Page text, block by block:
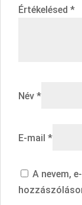
Értékelésed *
Név *
E-mail *
A nevem,